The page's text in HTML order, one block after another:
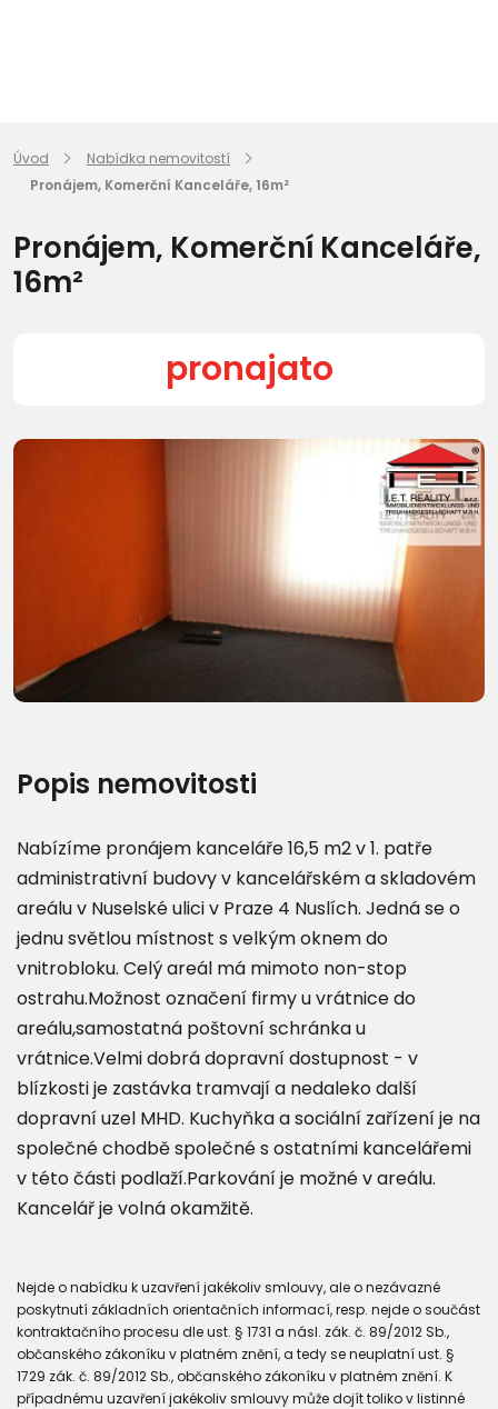
Úvod
Nabídka nemovitostí
Pronájem, Komerční Kanceláře, 16m²
Pronájem, Komerční Kanceláře,
16m²
pronajato
Popis nemovitosti
Nabízíme pronájem kanceláře 16,5 m2 v 1. patře
administrativní budovy v kancelářském a skladovém
areálu v Nuselské ulici v Praze 4 Nuslích. Jedná se o
jednu světlou místnost s velkým oknem do
vnitrobloku. Celý areál má mimoto non-stop
ostrahu.Možnost označení firmy u vrátnice do
areálu,samostatná poštovní schránka u
vrátnice.Velmi dobrá dopravní dostupnost - v
blízkosti je zastávka tramvají a nedaleko další
dopravní uzel MHD. Kuchyňka a sociální zařízení je na
společné chodbě společné s ostatními kancelářemi
v této části podlaží.Parkování je možné v areálu.
Kancelář je volná okamžitě.
Nejde o nabídku k uzavření jakékoliv smlouvy, ale o nezávazné
poskytnutí základních orientačních informací, resp. nejde o součást
kontraktačního procesu dle ust. § 1731 a násl. zák. č. 89/2012 Sb.,
občanského zákoníku v platném znění, a tedy se neuplatní ust. §
1729 zák. č. 89/2012 Sb., občanského zákoníku v platném znění. K
případnému uzavření jakékoliv smlouvy může dojít toliko v listinné